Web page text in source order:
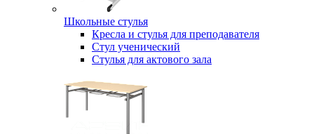
Школьные стулья
Кресла и стулья для преподавателя
Стул ученический
Стулья для актового зала